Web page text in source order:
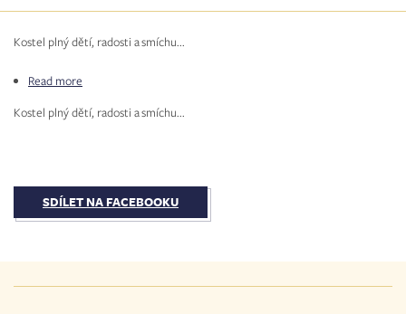
Kostel plný dětí, radosti a smíchu...
Read more
diecézní
Kostel plný dětí, radosti a smíchu...
SDÍLET NA FACEBOOKU